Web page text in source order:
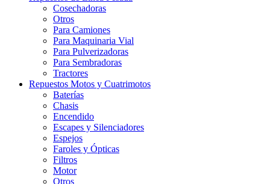
Cosechadoras
Otros
Para Camiones
Para Maquinaria Vial
Para Pulverizadoras
Para Sembradoras
Tractores
Repuestos Motos y Cuatrimotos
Baterías
Chasis
Encendido
Escapes y Silenciadores
Espejos
Faroles y Ópticas
Filtros
Motor
Otros